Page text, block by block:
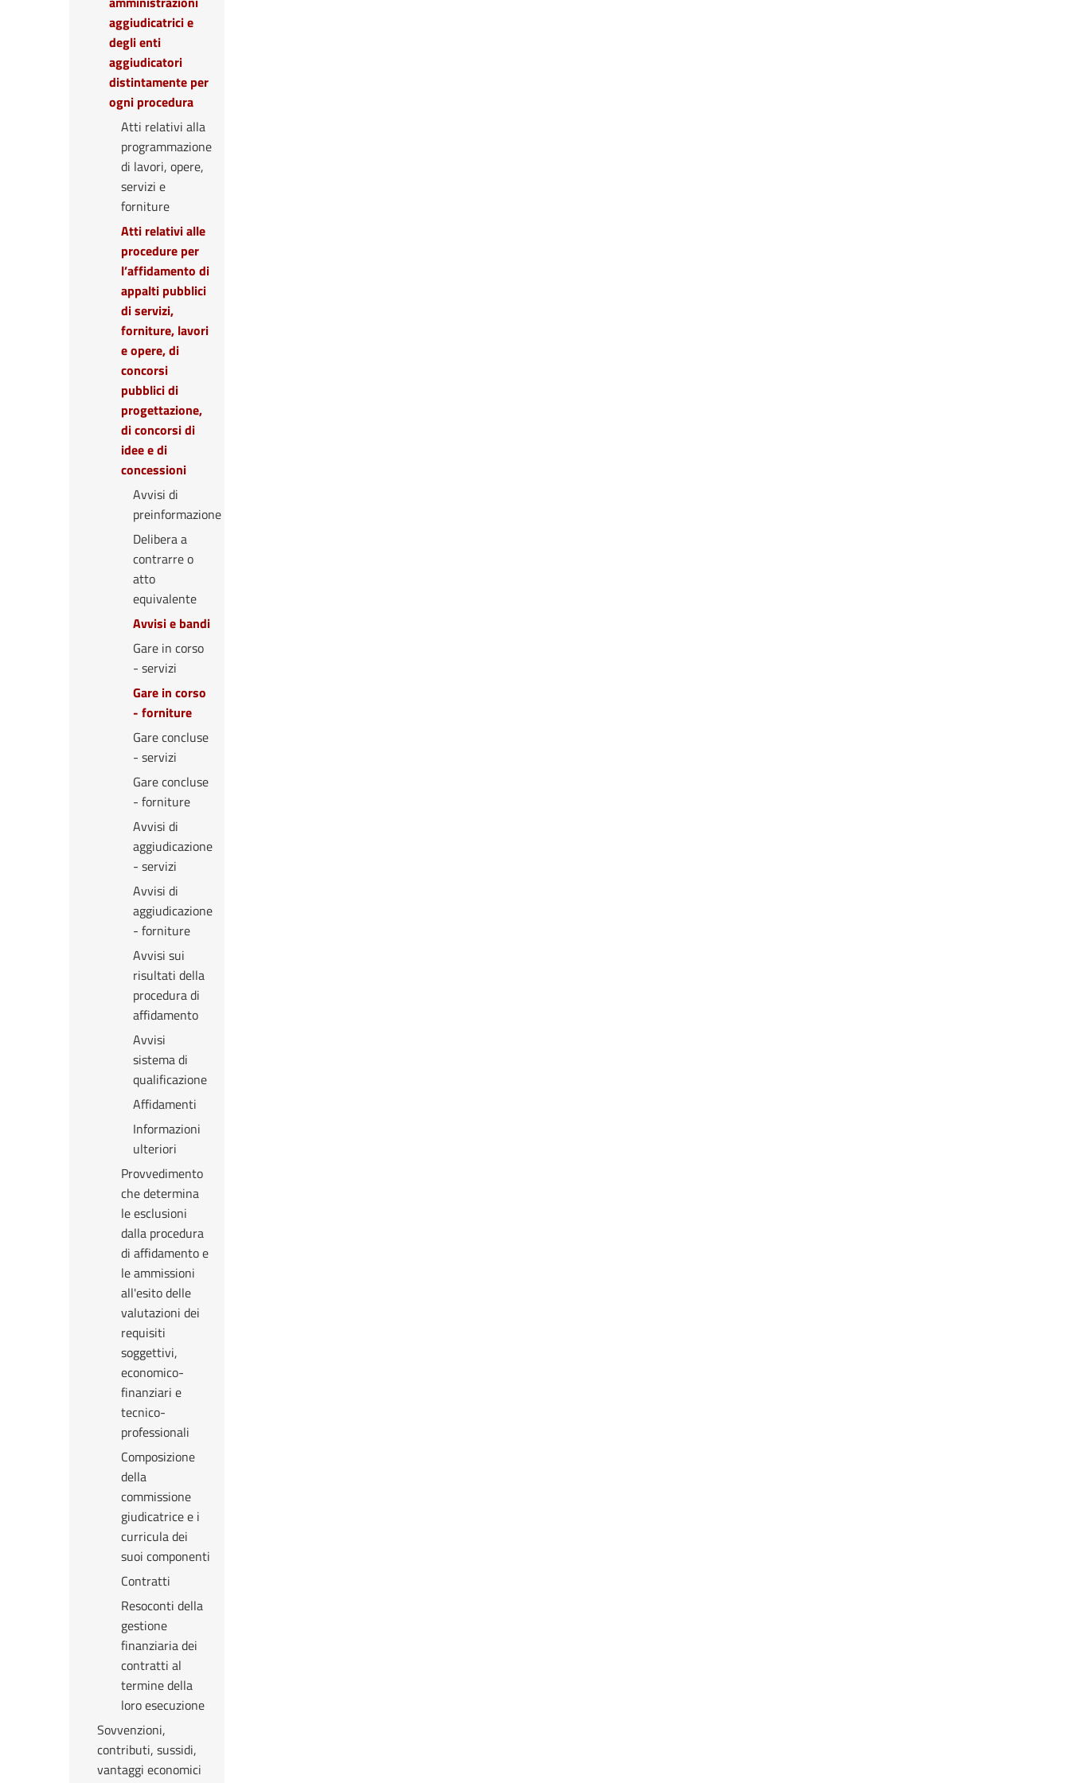
aggiudicatrici e
degli enti
aggiudicatori
distintamente per
ogni procedura
Atti relativi alla
programmazione
di lavori, opere,
servizi e
forniture
Atti relativi alle
procedure per
l’affidamento di
appalti pubblici
di servizi,
forniture, lavori
e opere, di
concorsi
pubblici di
progettazione,
di concorsi di
idee e di
concessioni
Avvisi di
preinformazione
Delibera a
contrarre o
atto
equivalente
Avvisi e bandi
Gare in corso
- servizi
Gare in corso
- forniture
Gare concluse
- servizi
Gare concluse
- forniture
Avvisi di
aggiudicazione
- servizi
Avvisi di
aggiudicazione
- forniture
Avvisi sui
risultati della
procedura di
affidamento
Avvisi
sistema di
qualificazione
Affidamenti
Informazioni
ulteriori
Provvedimento
che determina
le esclusioni
dalla procedura
di affidamento e
le ammissioni
all'esito delle
valutazioni dei
requisiti
soggettivi,
economico-
finanziari e
tecnico-
professionali
Composizione
della
commissione
giudicatrice e i
curricula dei
suoi componenti
Contratti
Resoconti della
gestione
finanziaria dei
contratti al
termine della
loro esecuzione
Sovvenzioni,
contributi, sussidi,
vantaggi economici